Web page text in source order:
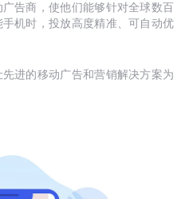
告商，使他们能够针对全球数百
机时，投放高度精准、可自动优
进的移动广告和营销解决方案为